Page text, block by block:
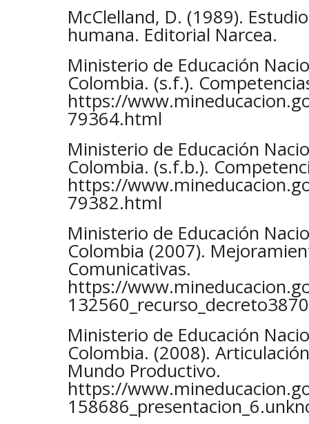
McClelland, D. (1989).
humana. Editorial Narcea.
Ministerio de Educación
Colombia. (s.f.).
https://
79364.html
Ministerio de Educación
Colombia. (s.f.b.).
https://
79382.html
Ministerio de Educación
Colombia (2007).
Comunicativas.
https://
Ministerio de Educación
Colombia. (2008).
Mundo Productivo.
https://